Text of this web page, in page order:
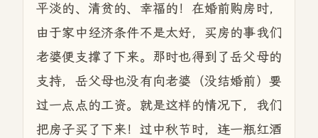
平淡的、清贫的、幸福的！在婚前购房时，
由于家中经济条件不是太好，买房的事我们
老婆便支撑了下来。那时也得到了岳父母的
支持，岳父母也没有向老婆（没结婚前）要
过一点点的工资。就是这样的情况下，我们
把房子买了下来！过中秋节时，连一瓶红酒